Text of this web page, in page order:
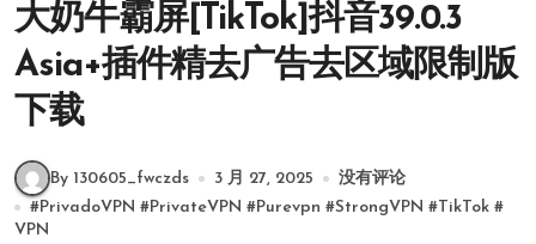
大奶牛霸屏[TikTok]抖音39.0.3
Asia+插件精去广告去区域限制版
下载
By 130605_fwczds 3 月 27, 2025
没有评论
#PrivadoVPN #PrivateVPN #Purevpn #StrongVPN #TikTok #
VPN